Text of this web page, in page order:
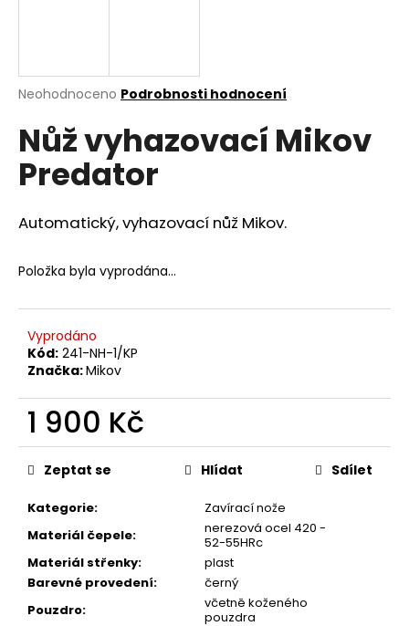
Průměrné
produktu
je
0,0
hvězdiček.
Neohodnoceno Podrobnosti hodnocení
Nůž vyhazovací Mikov
Predator
Automatický, vyhazovací nůž Mikov.
Položka byla vyprodána…
Vyprodáno
Kód: 241-NH-1/KP
Značka:Mikov
1 900 Kč
Měrná
cena:
Kategorie:
Zavírací nože
Materiál čepele:
nerezová ocel 420 -
52-55HRc
Materiál střenky:
plast
Barevné provedení:
černý
Pouzdro:
včetně koženého
pouzdra
Zeptat se Hlídat Sdílet
í
t
o
p
o
u
č
j
e
e
NŮŽ
MAUSER
290